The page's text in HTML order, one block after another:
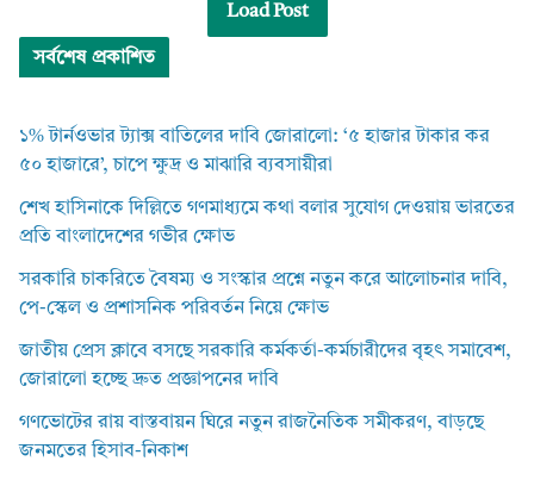
Load Post
সর্বশেষ প্রকাশিত
১% টার্নওভার ট্যাক্স বাতিলের দাবি জোরালো: ‘৫ হাজার টাকার কর
৫০ হাজারে’, চাপে ক্ষুদ্র ও মাঝারি ব্যবসায়ীরা
শেখ হাসিনাকে দিল্লিতে গণমাধ্যমে কথা বলার সুযোগ দেওয়ায় ভারতের
প্রতি বাংলাদেশের গভীর ক্ষোভ
সরকারি চাকরিতে বৈষম্য ও সংস্কার প্রশ্নে নতুন করে আলোচনার দাবি,
পে-স্কেল ও প্রশাসনিক পরিবর্তন নিয়ে ক্ষোভ
জাতীয় প্রেস ক্লাবে বসছে সরকারি কর্মকর্তা-কর্মচারীদের বৃহৎ সমাবেশ,
জোরালো হচ্ছে দ্রুত প্রজ্ঞাপনের দাবি
গণভোটের রায় বাস্তবায়ন ঘিরে নতুন রাজনৈতিক সমীকরণ, বাড়ছে
জনমতের হিসাব-নিকাশ